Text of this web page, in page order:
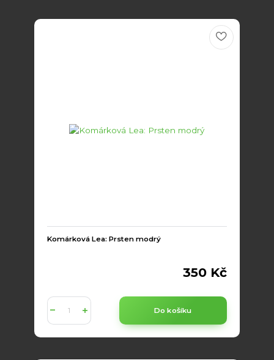
Komárková Lea: Prsten modrý
350 Kč
Do košíku